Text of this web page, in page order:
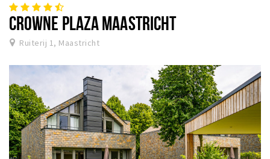
CROWNE PLAZA MAASTRICHT
Ruiterij 1, Maastricht